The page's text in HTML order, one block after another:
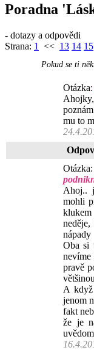
Poradna
- dotazy a odpovědi
Strana: 1 << 13 14 15
Pokud se ti
Otázka:
mu to
Otázka:
Ahoj..
mohli
Oba si
pravě
A
jenom
fakt
že je